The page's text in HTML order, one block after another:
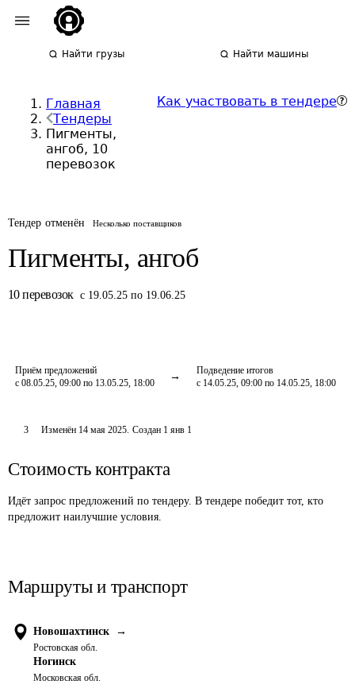
Найти грузы Найти машины
Главная
Тендеры
Пигменты,
ангоб, 10
перевозок
Как участвовать в тендере
Тендер отменён Несколько поставщиков
Пигменты, ангоб
10 перевозок с 19.05.25 по 19.06.25
Приём предложений
с 08.05.25, 09:00 по 13.05.25, 18:00
Подведение итогов
с 14.05.25, 09:00 по 14.05.25, 18:00
3 Изменён 14 мая 2025. Создан 1 янв 1
Стоимость контракта
Идёт запрос предложений по тендеру. В тендере победит тот, кто
предложит наилучшие условия.
Маршруты и транспорт
Новошахтинск →
Ростовская обл.
Ногинск
Московская обл.